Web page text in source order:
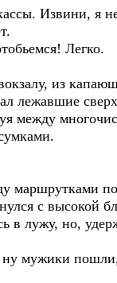
Извини, я
Легко.
из
лежавшие
между
маршрутками
с высокой
в лужу, но,
мужики